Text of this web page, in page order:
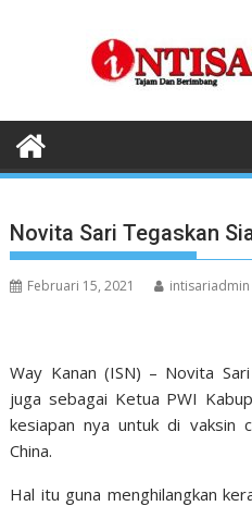
Novita Sari Tegaskan
Februari 15, 2021 intisariadmin
Way Kanan (ISN) – Novita
juga sebagai Ketua PWI
kesiapan nya untuk di vaksin
China.
Hal itu guna menghilangkan